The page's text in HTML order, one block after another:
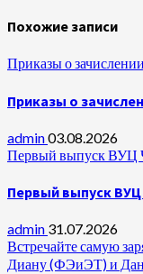
Похожие записи
Приказы о зачислении
Приказы о
admin03.08.2026
Первый выпуск ВУЦ
Первый выпуск ВУЦ
admin 31.07.2026
Встречайте самую
Диану (ФЭиЭТ) и